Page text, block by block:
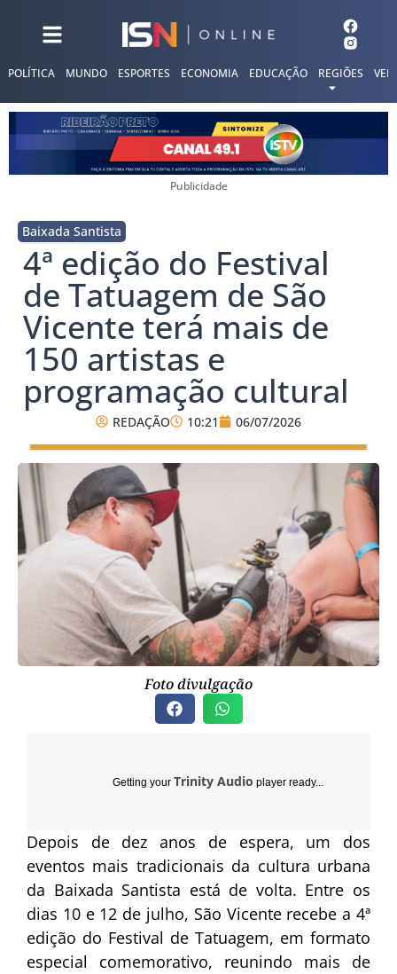
POLÍTICA MUNDO ESPORTES ECONOMIA EDUCAÇÃO REGIÕES
Publicidade
Baixada Santista
4ª edição do Festival
de Tatuagem de São
Vicente terá mais de
150 artistas e
programação cultural
REDAÇÃO 10:21 06/07/2026
Foto divulgação
Getting your Trinity Audio player ready...
Depois de dez anos de espera, um dos
eventos mais tradicionais da cultura urbana
da Baixada Santista está de volta. Entre os
dias 10 e 12 de julho, São Vicente recebe a 4ª
edição do Festival de Tatuagem, em formato
especial comemorativo, reunindo mais de